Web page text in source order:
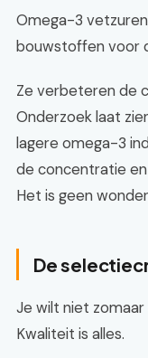
Omega-3
bouwstoffen voor
Ze verbeteren de
Onderzoek laat
lagere omega-3
de concentratie
Het is geen
De
Je wilt niet
Kwaliteit is alles.